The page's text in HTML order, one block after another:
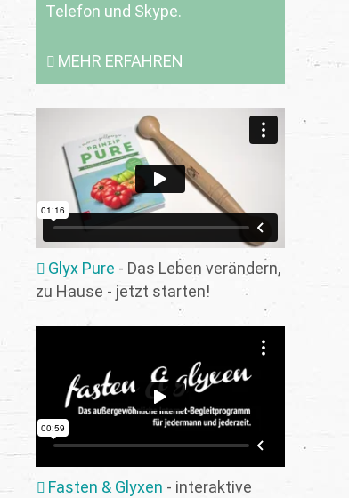
Telefon und Skype.
MEHR ERFAHREN
Glyx Pure - Das Leben verändern,
zu Hause - jetzt starten!
Fasten & Glyxen - interaktive